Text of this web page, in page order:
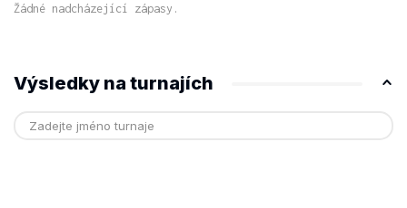
Žádné nadcházející zápasy.
Výsledky na turnajích